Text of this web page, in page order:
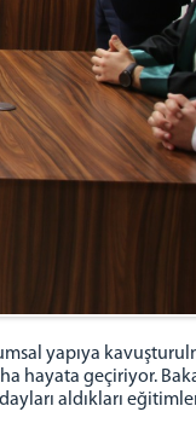
yapıya
hayata geçiriyor.
aldıkları